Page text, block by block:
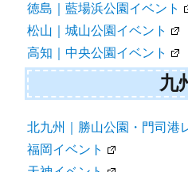
徳島｜藍場浜公園イベント
松山｜城山公園イベント
高知｜中央公園イベント
九
北九州｜勝山公園・門司港
福岡イベント